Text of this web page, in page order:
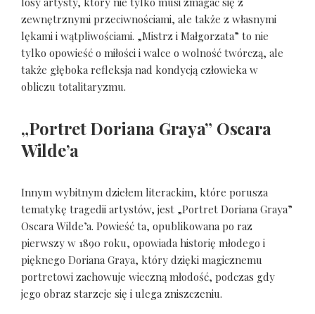
zewnętrznymi przeciwnościami, ale także z własnymi
lękami i wątpliwościami. „Mistrz i Małgorzata” to nie
tylko opowieść o miłości i walce o wolność twórczą, ale
także głęboka refleksja nad kondycją człowieka w
obliczu totalitaryzmu.
„Portret Doriana Graya” Oscara
Wilde’a
Innym wybitnym dziełem literackim, które porusza
tematykę tragedii artystów, jest „Portret Doriana Graya”
Oscara Wilde’a. Powieść ta, opublikowana po raz
pierwszy w 1890 roku, opowiada historię młodego i
pięknego Doriana Graya, który dzięki magicznemu
portretowi zachowuje wieczną młodość, podczas gdy
jego obraz starzeje się i ulega zniszczeniu.